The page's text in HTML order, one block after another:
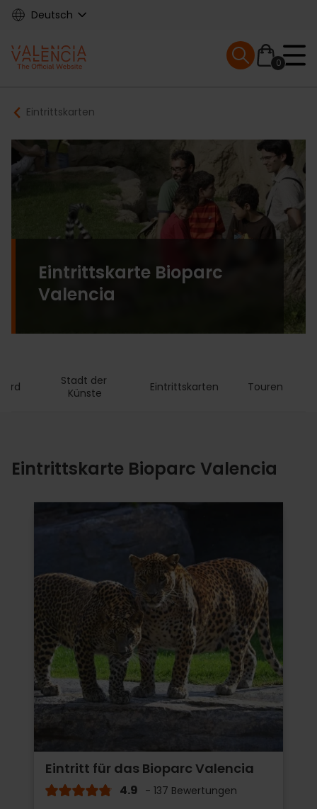
Skip
content
Deutsch
Main
navigation
0
Mobile menu
Breadcrumb
Eintrittskarten
Eintrittskarte Bioparc
Valencia
Stadt der
Künste
Eintrittskarten Touren
Eintrittskarte Bioparc Valencia
Eintritt für das Bioparc Valencia
4.9 - 137 Bewertungen